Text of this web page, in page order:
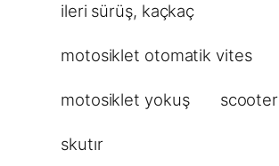
ileri sürüş, kaçkaç
motosiklet otomatik vites
motosiklet yokuş scooter
skutır